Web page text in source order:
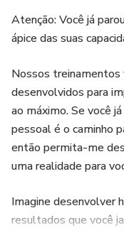
Atenção: Você já
ápice das suas
Nossos
desenvolvidos para
ao máximo. Se você
pessoal é o caminho
então permita-me
uma realidade para
Imagine desenvolver
resultados que você